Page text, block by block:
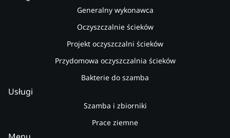
Generalny wykonawca
Oczyszczalnie ścieków
Projekt oczyszczalni ścieków
Przydomowa oczyszczalnia ścieków
Bakterie do szamba
Usługi
Szamba i zbiorniki
Prace ziemne